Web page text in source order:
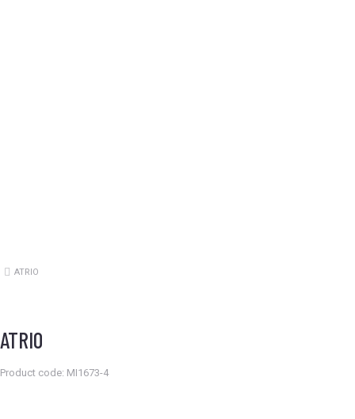
Estás aquí:
ATRIO
ATRIO
Product code: MI1673-4